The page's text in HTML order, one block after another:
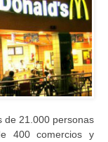
de 21.000 personas
400 comercios y